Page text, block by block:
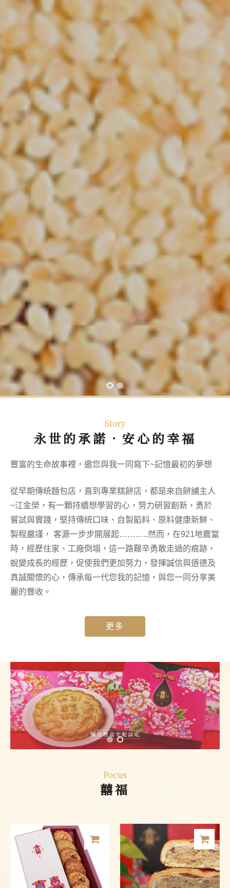
Story
永世的承諾．安心的幸福
豐富的生命故事裡，邀您與我一同寫下~記憶最初的夢想
從早期傳統麵包店，直到專業糕餅店，都是來自餅舖主人
~江金榮，有一顆持續想學習的心，努力研習創新，勇於
嘗試與實踐，堅持傳統口味、自製餡料、原料健康新鮮、
製程嚴謹， 客源一步步開展起………..然而，在921地震當
時，經歷住家、工廠倒塌，這一路艱辛勇敢走過的痕跡，
蛻變成長的經歷，促使我們更加努力，發揮誠信與道德及
真誠關懷的心，傳承每一代您我的記憶，與您一同分享美
麗的豐收。
更多
Focus
囍福